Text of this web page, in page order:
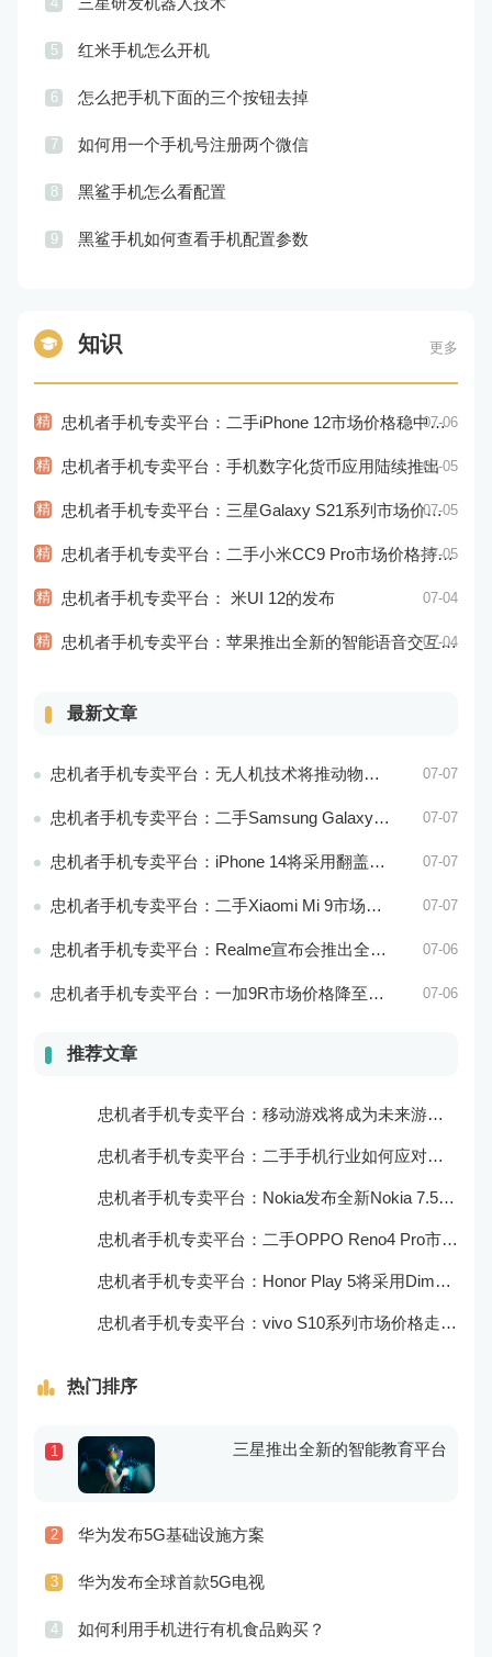
5 红米手机怎么开机
6 怎么把手机下面的三个按钮去掉
7 如何用一个手机号注册两个微信
8 黑鲨手机怎么看配置
9 黑鲨手机如何查看手机配置参数
知识 更多
精 忠机者手机专卖平台：二手iPhone 12市场价格稳中有升07-06
精 忠机者手机专卖平台：手机数字化货币应用陆续推出07-05
精 忠机者手机专卖平台：三星Galaxy S21系列市场价格持续下跌07-05
精 忠机者手机专卖平台：二手小米CC9 Pro市场价格持续下跌07-05
精 忠机者手机专卖平台： 米UI 12的发布 07-04
精 忠机者手机专卖平台：苹果推出全新的智能语音交互系统07-04
最新文章
忠机者手机专卖平台：无人机技术将推动物流行业的智能化发展 07-07
忠机者手机专卖平台：二手Samsung Galaxy M21市场价格相对稳定 07-07
忠机者手机专卖平台：iPhone 14将采用翻盖式设计？ 07-07
忠机者手机专卖平台：二手Xiaomi Mi 9市场价格相对稳定 07-07
忠机者手机专卖平台：Realme宣布会推出全新Realme X10 Max 5G 07-06
忠机者手机专卖平台：一加9R市场价格降至2000元以下 07-06
推荐文章
忠机者手机专卖平台：移动游戏将成为未来游戏市场的重要组成部分
忠机者手机专卖平台：二手手机行业如何应对大数据的应用
忠机者手机专卖平台：Nokia发布全新Nokia 7.5，搭载大电池和优化相机
忠机者手机专卖平台：二手OPPO Reno4 Pro市场价格持续上涨
忠机者手机专卖平台：Honor Play 5将采用Dimensity 800U芯片
忠机者手机专卖平台：vivo S10系列市场价格走势平稳
热门排序
1 三星推出全新的智能教育平台
2 华为发布5G基础设施方案
3 华为发布全球首款5G电视
4 如何利用手机进行有机食品购买？